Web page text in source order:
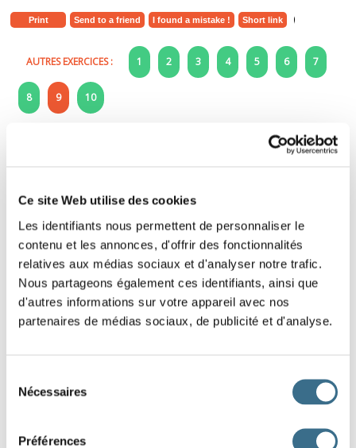
Ce site Web utilise des cookies
Les identifiants nous permettent de personnaliser le
contenu et les annonces, d'offrir des fonctionnalités
relatives aux médias sociaux et d'analyser notre trafic.
Nous partageons également ces identifiants, ainsi que
d'autres informations sur votre appareil avec nos
partenaires de médias sociaux, de publicité et d'analyse.
Nécessaires
Préférences
Print Send to a friend I found a mistake ! Short link
AUTRES EXERCICES : 1 2 3 4 5 6 7
8 9 10
9 - Lettres mélangées : Mot de 8 lettres
ordre.
Indice : Fleur
N E A T I H J C
DONE!